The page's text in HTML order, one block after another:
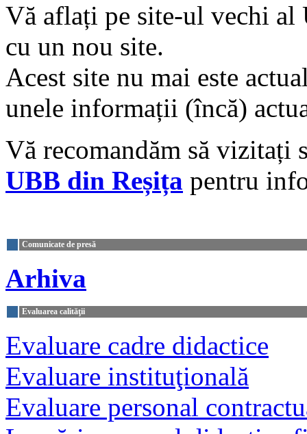
Vă aflați pe site-ul vechi
cu un nou site.
Acest site nu mai este
unele informații (încă)
Vă recomandăm să vizitați
UBB din Reșița pentru
Comunicate de presă
Arhiva
Evaluarea calităţii
Evaluare cadre didactice
Evaluare instituţională
Evaluare personal